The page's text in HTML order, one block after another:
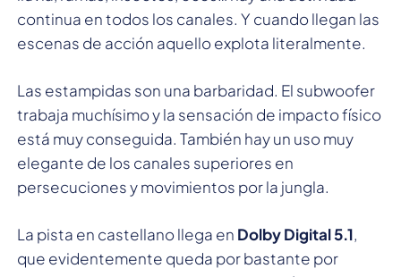
continua en todos los canales. Y cuando llegan las
escenas de acción aquello explota literalmente.
Las estampidas son una barbaridad. El subwoofer
trabaja muchísimo y la sensación de impacto físico
está muy conseguida. También hay un uso muy
elegante de los canales superiores en
persecuciones y movimientos por la jungla.
La pista en castellano llega en Dolby Digital 5.1,
que evidentemente queda por bastante por